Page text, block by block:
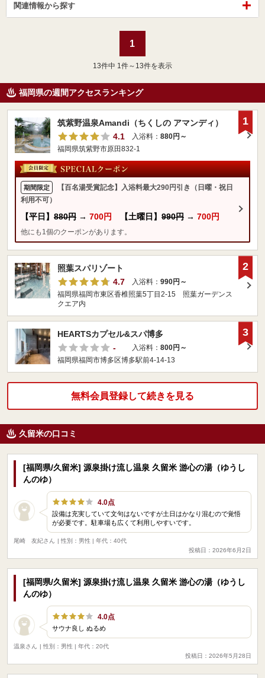
関連情報から探す
1
13件中 1件～13件を表示
福岡県の週間アクセスランキング
筑紫野温泉Amandi（ちくしの アマンディ）
4.1
入浴料： 880円～
福岡県筑紫野市原田832-1
期間限定
【百名湯受賞記念】入浴料最大290円引き（日曜・祝日
利用不可）
【平日】 880円 → 700円 【土曜日】 990円 → 700円
他にも1個のクーポンがあります。
1
照葉スパリゾート
4.7
入浴料： 990円～
福岡県福岡市東区香椎照葉5丁目2-15 照葉ガーデンス
クエア内
2
HEARTSカプセル&スパ博多
-
入浴料： 800円～
福岡県福岡市博多区博多駅前4-14-13
3
無料会員登録して続きを見る
久留米の口コミ
[福岡県/久留米] 源泉掛け流し温泉 久留米 游心の湯（ゆうし
んのゆ）
4.0点
設備は充実していて文句はないですが土日はかなり混むので覚悟
が必要です。駐車場も広くて利用しやすいです。
尾崎 友紀さん
| 性別：男性 | 年代：40代
投稿日：2026年6月2日
[福岡県/久留米] 源泉掛け流し温泉 久留米 游心の湯（ゆうし
んのゆ）
4.0点
サウナ良し ぬるめ
温泉さん
| 性別：男性 | 年代：20代
投稿日：2026年5月28日